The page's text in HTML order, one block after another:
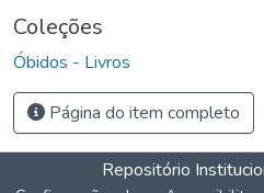
Coleções
Óbidos - Livros
Página do item completo
Repositório